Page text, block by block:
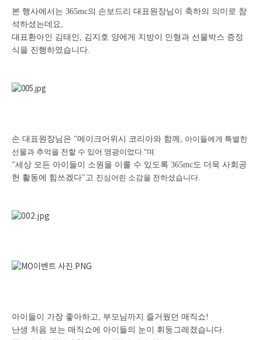
본 행사에서는 365mc의 손보드리 대표원장님이 축하의 의미로 참
석하셨는데요,
대표환아인 김태인, 김지호 양에게 지방이 인형과 선물박스 증정
식을 진행하였습니다.
손 대표원장님은 "메이크어위시 코리아와 함께, 아이들에게 특별한
선물과 추억을 전할 수 있어 영광이었다."며
"세상 모든 아이들이 소원을 이룰 수 있도록 365mc도 더욱 사회공
헌 활동에 힘쓰겠다"고 진심어린 소감을 전하셨습니다.
아이들이 가장 좋아하고, 부모님까지 즐거웠던 매직쇼!
난생 처음 보는 매직쇼에 아이들의 눈이 휘둥그레졌습니다.